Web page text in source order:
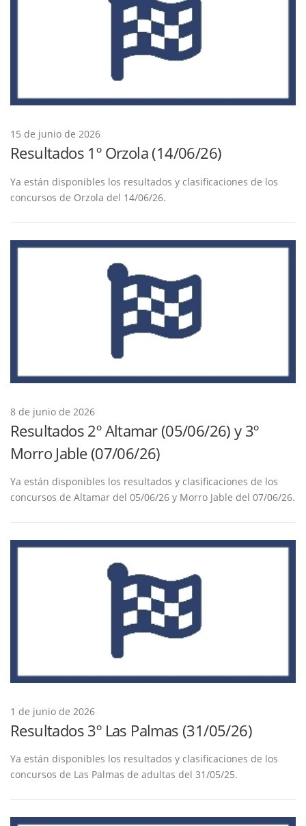
15 de junio de 2026
Resultados 1º Orzola (14/06/26)
Ya están disponibles los resultados y clasificaciones de los
concursos de Orzola del 14/06/26.
8 de junio de 2026
Resultados 2º Altamar (05/06/26) y 3º
Morro Jable (07/06/26)
Ya están disponibles los resultados y clasificaciones de los
concursos de Altamar del 05/06/26 y Morro Jable del 07/06/26.
1 de junio de 2026
Resultados 3º Las Palmas (31/05/26)
Ya están disponibles los resultados y clasificaciones de los
concursos de Las Palmas de adultas del 31/05/25.